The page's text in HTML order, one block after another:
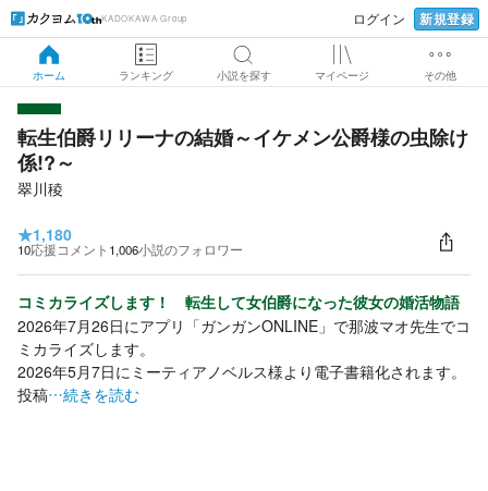
KADOKAWA Group ログイン 新規登録
ホーム ランキング 小説を探す マイページ その他
転生伯爵リリーナの結婚～イケメン公爵様の虫除け
係!?～
翠川稜
★1,180
10応援コメント 1,006小説のフォロワー
コミカライズします！ 転生して女伯爵になった彼女の婚活物語
2026年7月26日にアプリ「ガンガンONLINE」で那波マオ先生でコ
ミカライズします。
2026年5月7日にミーティアノベルス様より電子書籍化されます。
投稿…続きを読む